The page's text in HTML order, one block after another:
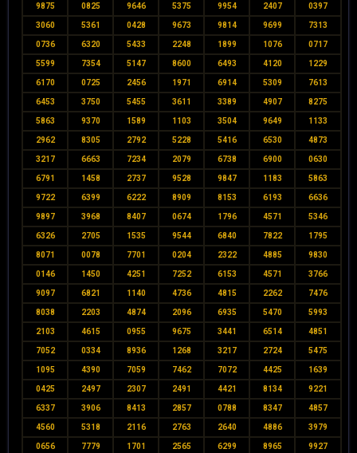
9875 0825 9646 5375 9954 2407 0397
3060 5361 0428 9673 9814 9699 7313
0736 6320 5433 2248 1899 1076 0717
5599 7354 5147 8600 6493 4120 1229
6170 0725 2456 1971 6914 5309 7613
6453 3750 5455 3611 3389 4907 8275
5863 9370 1589 1103 3504 9649 1133
2962 8305 2792 5228 5416 6530 4873
3217 6663 7234 2079 6738 6900 0630
6791 1458 2737 9528 9847 1183 5863
9722 6399 6222 8909 8153 6193 6636
9897 3968 8407 0674 1796 4571 5346
6326 2705 1535 9544 6840 7822 1795
8071 0078 7701 0204 2322 4885 9830
0146 1450 4251 7252 6153 4571 3766
9097 6821 1140 4736 4815 2262 7476
8038 2203 4874 2096 6935 5470 5993
2103 4615 0955 9675 3441 6514 4851
7052 0334 8936 1268 3217 2724 5475
1095 4390 7059 7462 7072 4425 1639
0425 2497 2307 2491 4421 8134 9221
6337 3906 8413 2857 0788 8347 4857
4560 5318 2116 2763 2640 4886 3979
0656 7779 1701 2565 6299 8965 9927